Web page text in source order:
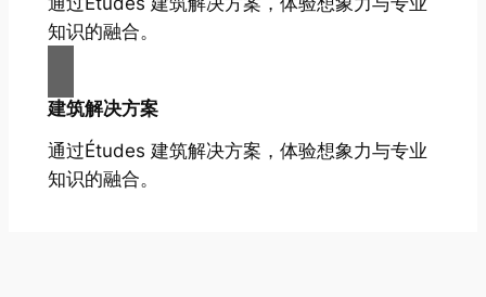
知识的融合。
建筑解决方案
通过Études 建筑解决方案，体验想象力与专业
知识的融合。